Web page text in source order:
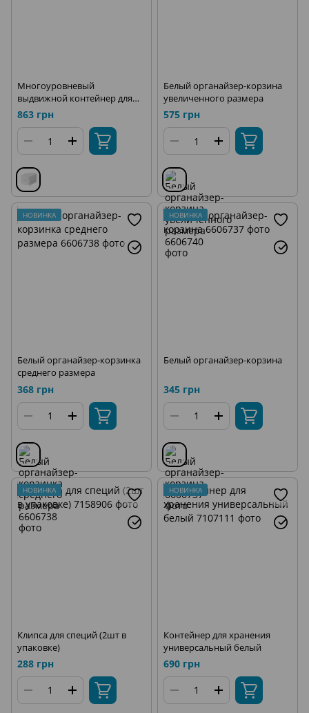
Многоуровневый
выдвижной контейнер для
сохранения яиц
863 грн
Белый органайзер-корзина
увеличенного размера
575 грн
НОВИНКА
Белый органайзер-корзинка
среднего размера
368 грн
НОВИНКА
Белый органайзер-корзина
345 грн
НОВИНКА
Клипса для специй (2шт в
упаковке)
288 грн
НОВИНКА
Контейнер для хранения
универсальный белый
690 грн